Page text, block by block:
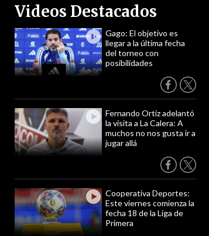
Videos Destacados
Gago: El objetivo es
llegar a la última fecha
del torneo con
posibilidades
Fernando Ortiz adelantó
la visita a La Calera: A
muchos no nos gusta ir a
jugar allá
Cooperativa Deportes:
Este viernes comienza la
fecha 18 de la Liga de
Primera